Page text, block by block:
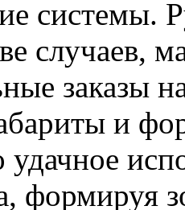
системы.
случаев,
заказы
и
формируя